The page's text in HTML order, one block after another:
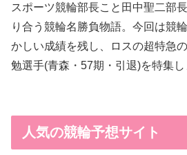
スポーツ競輪部長こと田中聖二部
り合う競輪名勝負物語。今回は競
かしい成績を残し、ロスの超特急
勉選手(青森・57期・引退)を特集し
人気の競輪予想サイト